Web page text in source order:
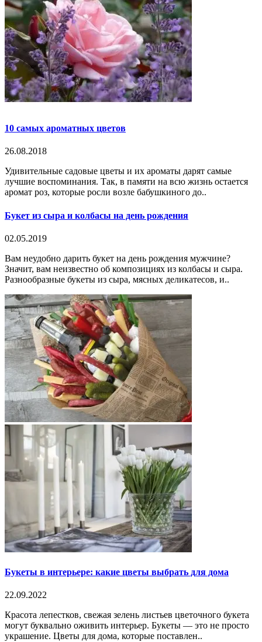
10 самых ароматных цветов
26.08.2018
Удивительные садовые цветы и их ароматы дарят самые
лучшие воспоминания. Так, в памяти на всю жизнь остается
аромат роз, которые росли возле бабушкиного до..
Букет из сыра и колбасы на день рождения
02.05.2019
Вам неудобно дарить букет на день рождения мужчине?
Значит, вам неизвестно об композициях из колбасы и сыра.
Разнообразные букеты из сыра, мясных деликатесов, и..
Букеты в интерьере: какие цветы выбрать для дома
22.09.2022
Красота лепестков, свежая зелень листьев цветочного букета
могут буквально оживить интерьер. Букеты — это не просто
украшение. Цветы для дома, которые поставлен..